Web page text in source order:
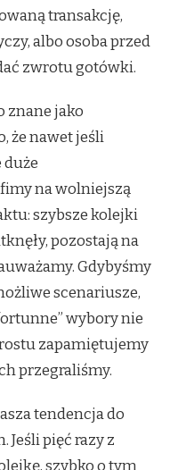
transakcję,
albo osoba przed
zwrotu gotówki.
znane jako
że nawet jeśli
na wolniejszą
szybsze kolejki
pozostają na
Gdybyśmy
scenariusze,
wybory nie
zapamiętujemy
przegraliśmy.
tendencja do
Jeśli pięć razy z
szybko o tym